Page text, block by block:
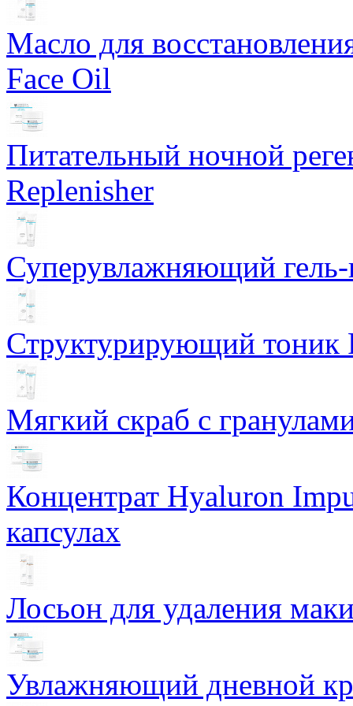
Масло для
Face Oil
Питательный ночной
Replenisher
Суперувлажняющий
Структурирующий тоник
Мягкий скраб с
Концентрат Hyaluron
капсулах
Лосьон для удаления
Увлажняющий дневной